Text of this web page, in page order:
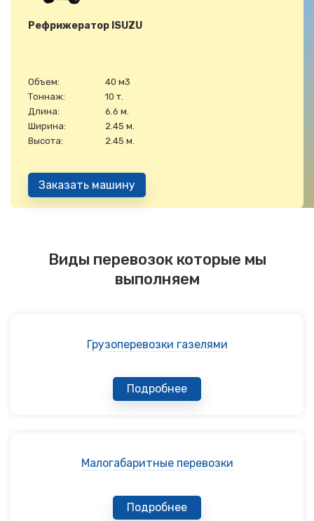
Рефрижератор ISUZU
Объем:
40 м3
Тоннаж:
10 т.
Длина:
6.6 м.
Ширина:
2.45 м.
Высота:
2.45 м.
Заказать машину
Виды перевозок которые мы
выполняем
Грузоперевозки газелями
Подробнее
Малогабаритные перевозки
Подробнее